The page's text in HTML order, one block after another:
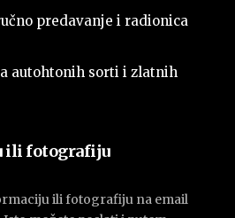
predavanje i radionica
autohtonih sorti i zlatnih
ili fotografiju
ili fotografiju na email